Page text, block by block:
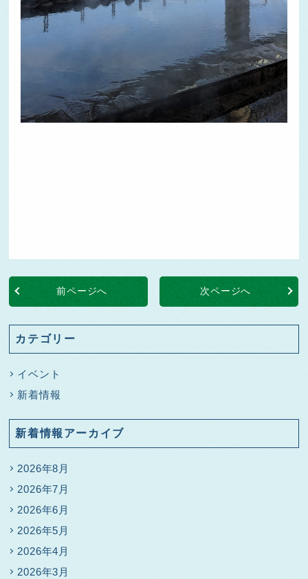
前ページへ 次ページへ
カテゴリー
イベント
新着情報
新着情報アーカイブ
2026年8月
2026年7月
2026年6月
2026年5月
2026年4月
2026年3月